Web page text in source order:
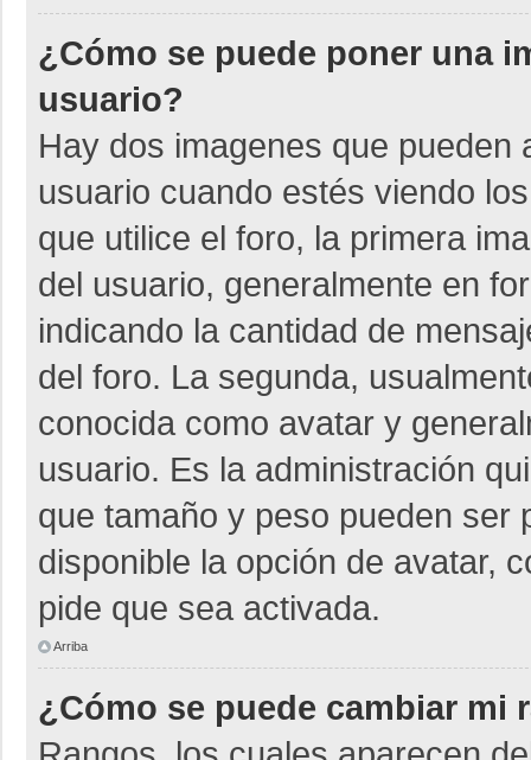
¿Cómo se puede poner una
usuario?
Hay dos imagenes que
usuario cuando estés viendo
que utilice el foro, la primera
del usuario, generalmente en
indicando la cantidad de
del foro. La segunda,
conocida como avatar y
usuario. Es la administración
que tamaño y peso pueden ser
disponible la opción de avatar,
pide que sea activada.
Arriba
¿Cómo se puede cambiar mi